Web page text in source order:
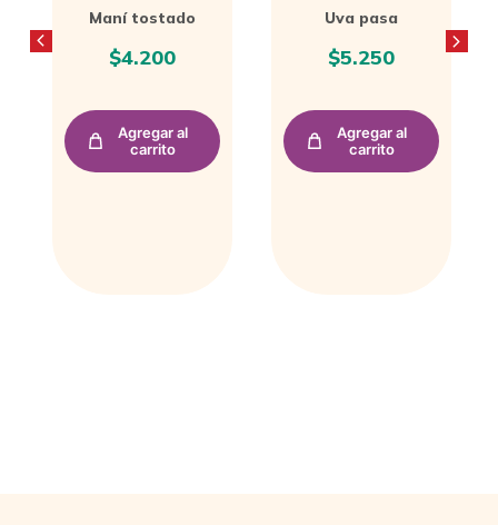
Uva pasa
$5.250
Agregar al
carrito
Papa natural
$4.000
Agregar al
carrito